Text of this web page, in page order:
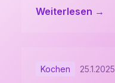
Weiterlesen →
Kochen 25.1.2025